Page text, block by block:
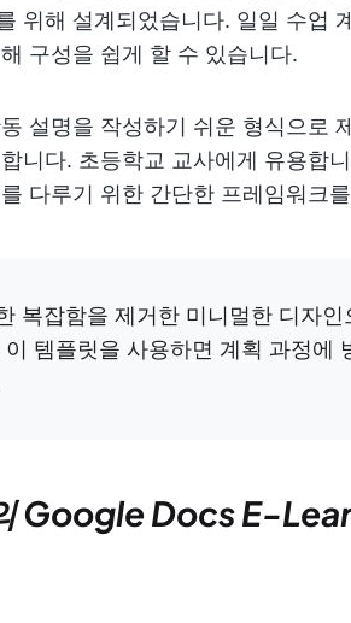
위해 설계되었습니다. 일일 수업
구성을 쉽게 할 수 있습니다.
설명을 작성하기 쉬운 형식으로
니다. 초등학교 교사에게 유용합
다루기 위한 간단한 프레임워크
복잡함을 제거한 미니멀한 디자
템플릿을 사용하면 계획 과정에
Google Docs E-